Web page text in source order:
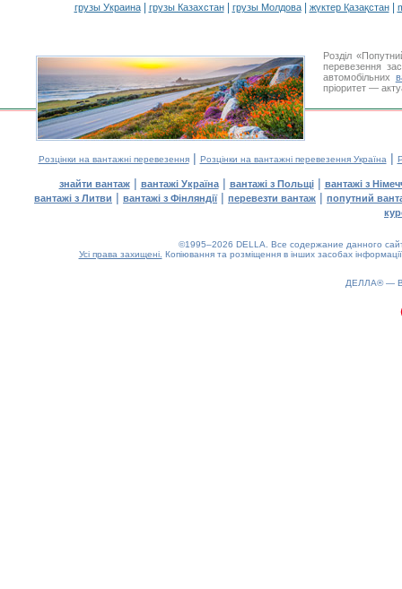
грузы Украина| грузы Казахстан| грузы Молдова| жүктер Қазақстан|
Розділ
перевезення
автомобільних
пріоритет —
Розцінки на вантажні перевезення| Розцінки на вантажні перевезення Україна |
знайти вантаж| вантажі Україна| вантажі з Польщі| вантажі з
вантажі з Литви | вантажі з Фінляндії| перевезти вантаж | попутний
©1995–2026 DELLA. Все содержание данного
Усі права захищені. Копіювання та розміщення в інших засобах
ДЕЛЛА® —